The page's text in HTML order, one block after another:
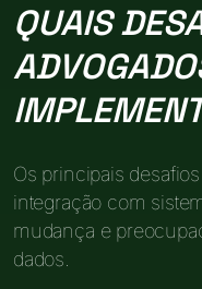
QUAIS
Os principais
integração com
mudança e
dados.